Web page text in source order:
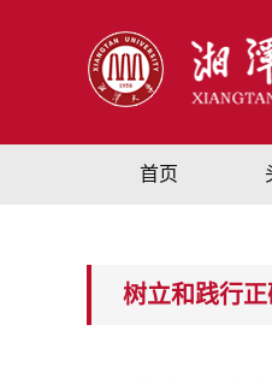
首页
树立和践行